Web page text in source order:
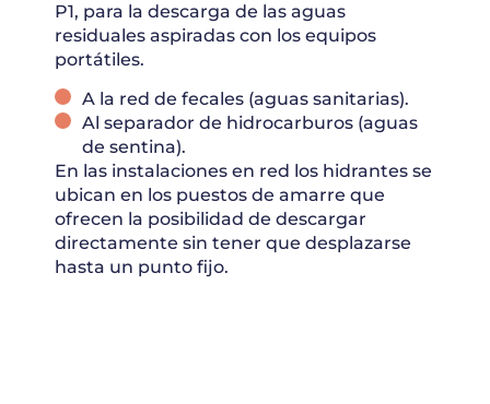
P1, para la descarga de las aguas
residuales aspiradas con los equipos
portátiles.
A la red de fecales (aguas sanitarias).
Al separador de hidrocarburos (aguas
de sentina).
En las instalaciones en red los hidrantes se
ubican en los puestos de amarre que
ofrecen la posibilidad de descargar
directamente sin tener que desplazarse
hasta un punto fijo.